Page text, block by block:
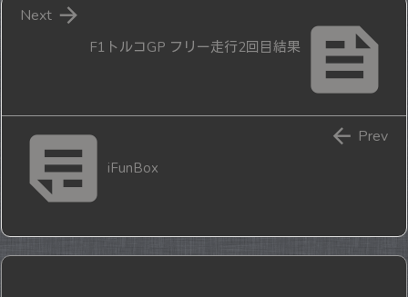

F1トルコGP フリー走行2回目結果

Next
iFunBox
 Prev